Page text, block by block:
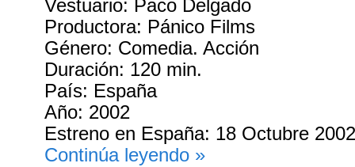
Vestuario: Paco Delgado
Productora: Pánico Films
Género: Comedia. Acción
Duración: 120 min.
País: España
Año: 2002
Estreno en España: 18 Octubre
Continúa leyendo »